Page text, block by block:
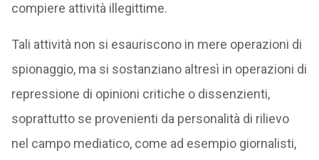
compiere attività illegittime.
Tali attività non si esauriscono in mere operazioni di
spionaggio, ma si sostanziano altresì in operazioni di
repressione di opinioni critiche o dissenzienti,
soprattutto se provenienti da personalità di rilievo
nel campo mediatico, come ad esempio giornalisti,